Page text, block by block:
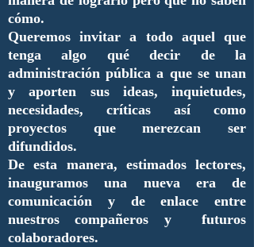
cómo.
Queremos invitar a todo aquel que
tenga algo qué decir de la
administración pública a que se unan
y aporten sus ideas, inquietudes,
necesidades, críticas así como
proyectos que merezcan ser
difundidos.
De esta manera, estimados lectores,
inauguramos una nueva era de
comunicación y de enlace entre
nuestros compañeros y futuros
colaboradores.